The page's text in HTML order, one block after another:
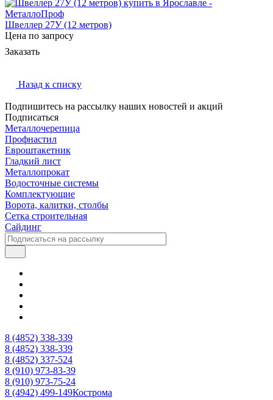
Швеллер 27У (12 метров)
Цена по запросу
Заказать
Назад к списку
Подпишитесь на рассылку наших новостей и акций
Подписаться
Металлочерепица
Профнастил
Евроштакетник
Гладкий лист
Металлопрокат
Водосточные системы
Комплектующие
Ворота, калитки, столбы
Сетка строительная
Сайдинг
8 (4852) 338-339
8 (4852) 338-339
8 (4852) 337-524
8 (910) 973-83-39
8 (910) 973-75-24
8 (4942) 499-149Кострома